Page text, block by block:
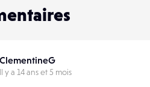
ClementineG
Il y a 14 ans et 5 mois